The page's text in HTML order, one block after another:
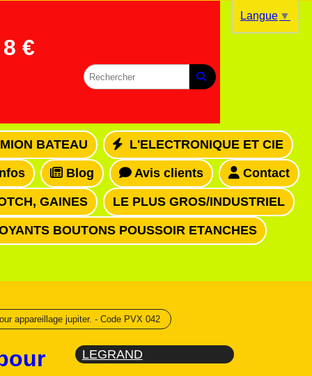
€
BATEAU L'ELECTRONIQUE ET CIE
Blog Avis clients Contact
GAINES LE PLUS GROS/INDUSTRIEL
BOUTONS POUSSOIR ETANCHES
appareillage jupiter. - Code PVX 042
LEGRAND
Langue ▼